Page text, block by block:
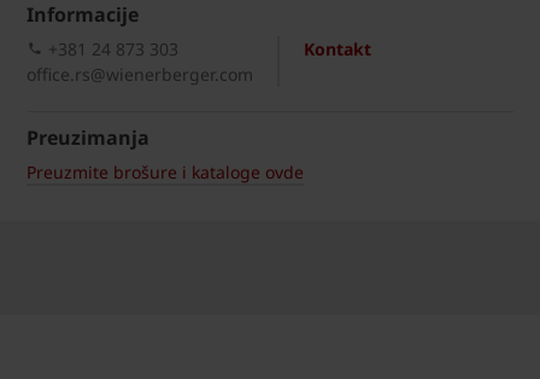
Informacije
Kontakt
+381 24 873 303
office.rs@wienerberger.com
Preuzimanja
Preuzmite brošure i kataloge ovde